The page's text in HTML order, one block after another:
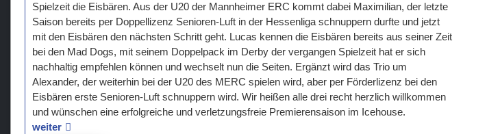
Spielzeit die Eisbären. Aus der U20 der Mannheimer ERC kommt dabei Maximilian, der letzte
Saison bereits per Doppellizenz Senioren-Luft in der Hessenliga schnuppern durfte und jetzt
mit den Eisbären den nächsten Schritt geht. Lucas kennen die Eisbären bereits aus seiner Zeit
bei den Mad Dogs, mit seinem Doppelpack im Derby der vergangen Spielzeit hat er sich
nachhaltig empfehlen können und wechselt nun die Seiten. Ergänzt wird das Trio um
Alexander, der weiterhin bei der U20 des MERC spielen wird, aber per Förderlizenz bei den
Eisbären erste Senioren-Luft schnuppern wird. Wir heißen alle drei recht herzlich willkommen
und wünschen eine erfolgreiche und verletzungsfreie Premierensaison im Icehouse.
weiter